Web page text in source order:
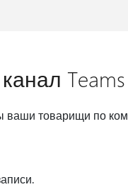
Teams
ваши товарищи по